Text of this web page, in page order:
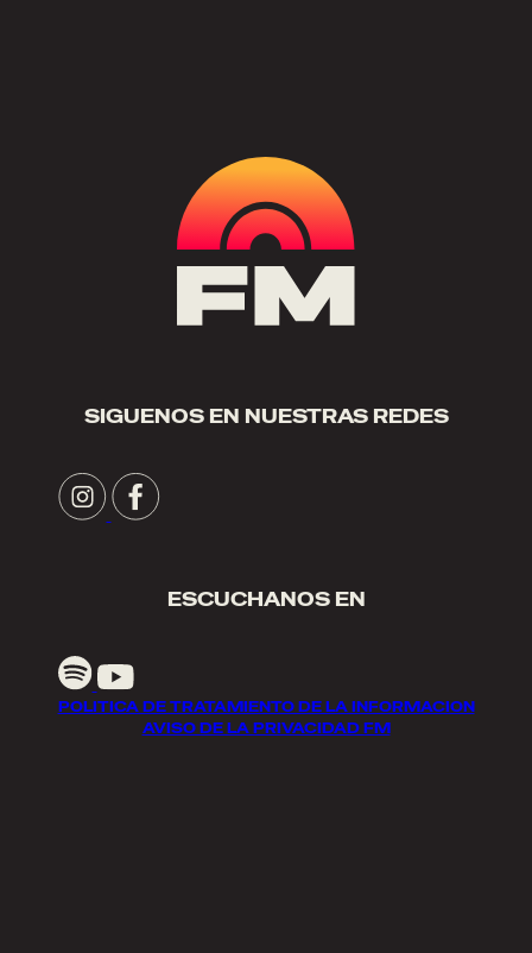
SIGUENOS EN NUESTRAS REDES
ESCUCHANOS EN
POLITICA DE TRATAMIENTO DE LA INFORMACION
AVISO DE LA PRIVACIDAD FM